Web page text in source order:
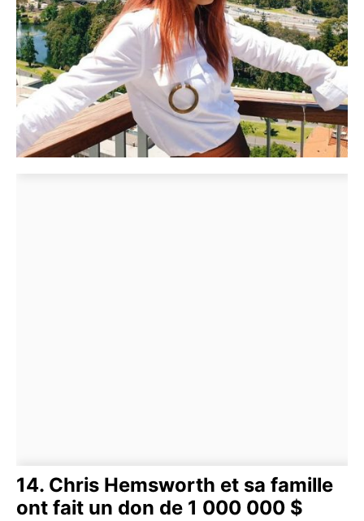
14. Chris Hemsworth et sa famille
ont fait un don de 1 000 000 $